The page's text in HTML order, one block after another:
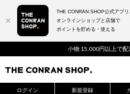
小物 15,000円以上で配
ログイン 新規登録
THE CONRAN SHOP公式アプリ
オンラインショップと店舗で
ポイントを貯める・使える